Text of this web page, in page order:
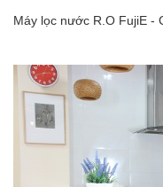
Máy lọc nước R.O FujiE -